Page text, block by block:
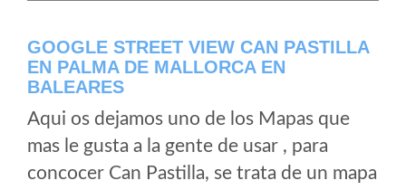
GOOGLE STREET VIEW CAN PASTILLA
EN PALMA DE MALLORCA EN
BALEARES
Aqui os dejamos uno de los Mapas que
mas le gusta a la gente de usar , para
concocer Can Pastilla, se trata de un mapa